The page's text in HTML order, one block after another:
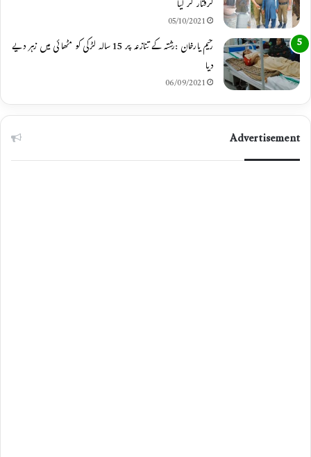
گرفتار کر لیا
05/10/2021
رحیم یارخان :رشتہ کے تنازعہ پر 15 سالہ لڑکی کو مٹھائی میں زہر دیے
دیا
06/09/2021
Advertisement